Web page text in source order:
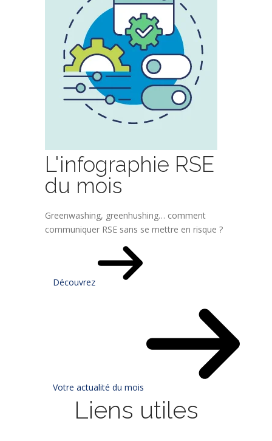
L'infographie RSE
du mois
Greenwashing, greenhushing… comment
communiquer RSE sans se mettre en risque ?
Découvrez
Votre actualité du mois
Liens utiles